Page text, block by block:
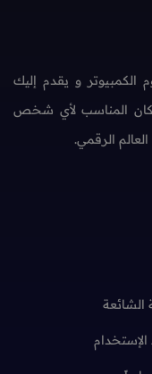
و يقدم إليك
المناسب لأي شخص
الرقمي.
الشائعة